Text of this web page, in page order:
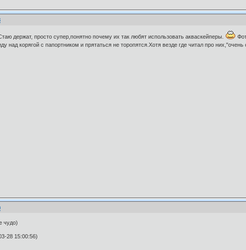
держат, просто супер,понятно почему их так любят использовать акваскейперы.
над корягой с папортником и прятаться не торопятся.Хотя везде где читал про
чудо)
28 15:00:56)